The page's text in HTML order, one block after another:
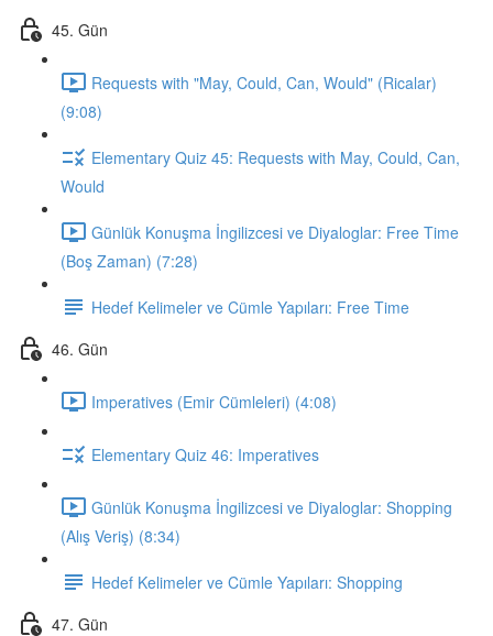
45. Gün
Requests with "May, Could, Can, Would" (Ricalar)
(9:08)
Elementary Quiz 45: Requests with May, Could, Can,
Would
Günlük Konuşma İngilizcesi ve Diyaloglar: Free Time
(Boş Zaman) (7:28)
Hedef Kelimeler ve Cümle Yapıları: Free Time
46. Gün
Imperatives (Emir Cümleleri) (4:08)
Elementary Quiz 46: Imperatives
Günlük Konuşma İngilizcesi ve Diyaloglar: Shopping
(Alış Veriş) (8:34)
Hedef Kelimeler ve Cümle Yapıları: Shopping
47. Gün